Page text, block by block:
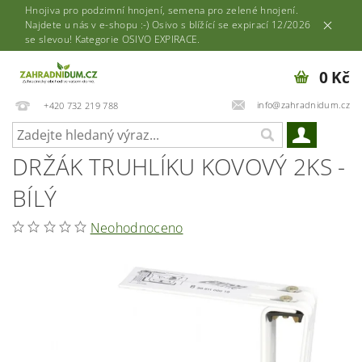
Hnojiva pro podzimní hnojení, semena pro zelené hnojení.
Najdete u nás v e-shopu :-) Osivo s blížící se expirací 12/2026
se slevou! Kategorie OSIVO EXPIRACE.
+420 732 219 788 info@zahradnidum.cz
0 Kč
DRŽÁK TRUHLÍKU KOVOVÝ 2KS -
BÍLÝ
Neohodnoceno